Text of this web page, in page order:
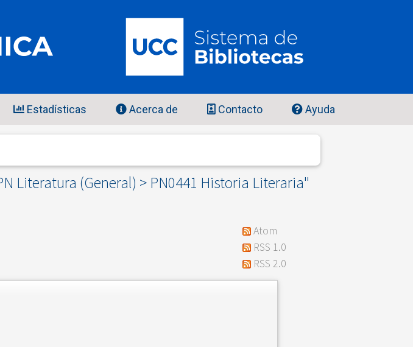
Estadísticas Acerca de Contacto Ayuda
Literatura (General) > PN0441 Historia Literaria"
Atom
RSS 1.0
RSS 2.0